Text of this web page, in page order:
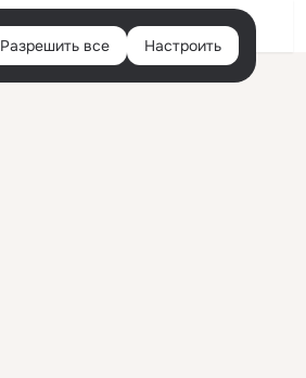
Войти
Разрешить все Настроить